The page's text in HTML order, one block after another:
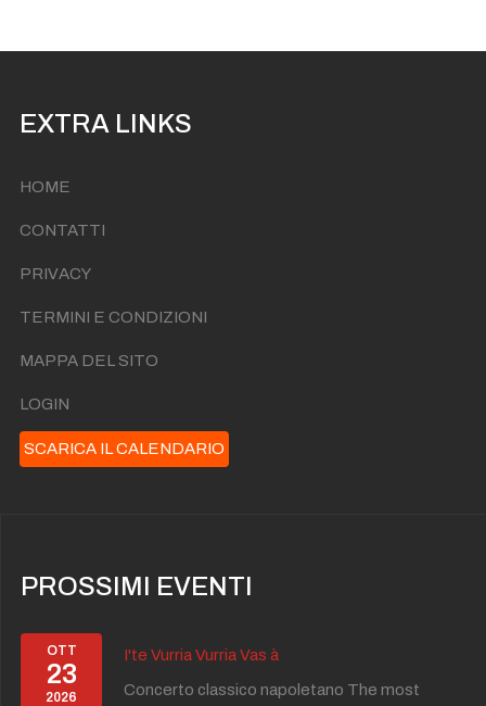
EXTRA LINKS
HOME
CONTATTI
PRIVACY
TERMINI E CONDIZIONI
MAPPA DEL SITO
LOGIN
SCARICA IL CALENDARIO
PROSSIMI EVENTI
OTT
23
2026
I'te Vurria Vurria Vas à
Concerto classico napoletano The most